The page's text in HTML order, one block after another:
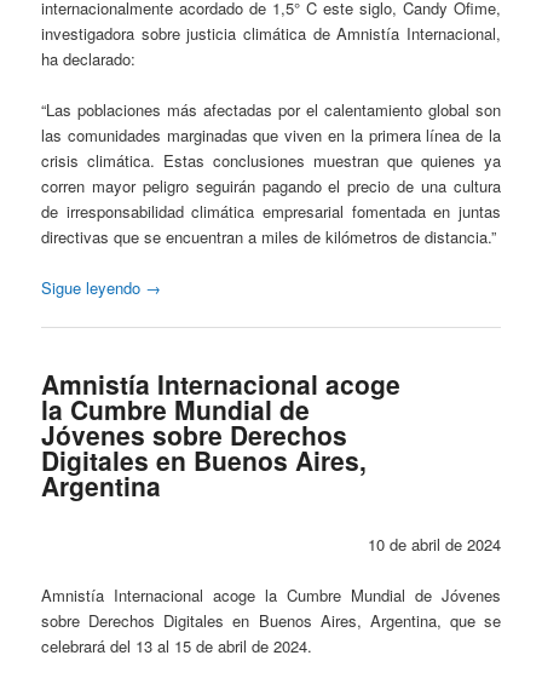
internacionalmente acordado de 1,5° C este siglo, Candy Ofime,
investigadora sobre justicia climática de Amnistía Internacional,
ha declarado:
“Las poblaciones más afectadas por el calentamiento global son
las comunidades marginadas que viven en la primera línea de la
crisis climática. Estas conclusiones muestran que quienes ya
corren mayor peligro seguirán pagando el precio de una cultura
de irresponsabilidad climática empresarial fomentada en juntas
directivas que se encuentran a miles de kilómetros de distancia.”
Sigue leyendo →
Amnistía Internacional acoge
la Cumbre Mundial de
Jóvenes sobre Derechos
Digitales en Buenos Aires,
Argentina
10 de abril de 2024
Amnistía Internacional acoge la Cumbre Mundial de Jóvenes
sobre Derechos Digitales en Buenos Aires, Argentina, que se
celebrará del 13 al 15 de abril de 2024.